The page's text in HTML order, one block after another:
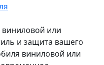
или
и защита вашего
виниловой или